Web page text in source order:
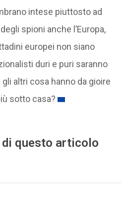
intese piuttosto ad
spioni anche l’Europa,
europei non siano
duri e puri saranno
altri cosa hanno da gioire
sotto casa?
questo articolo